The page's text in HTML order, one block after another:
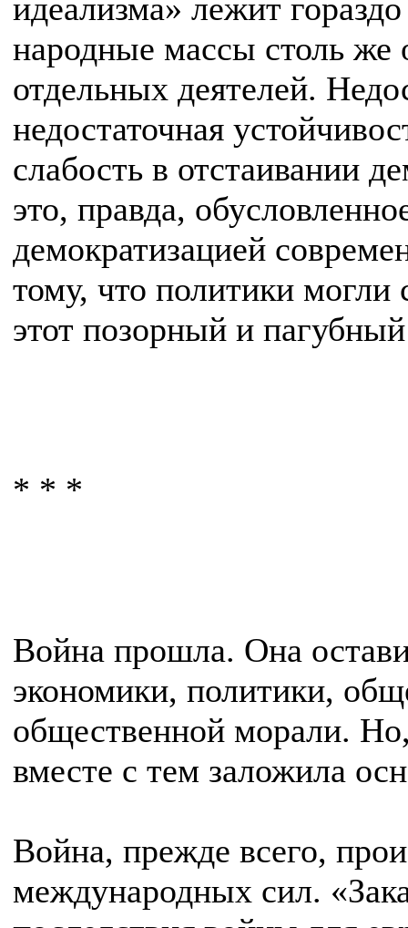
идеализма» лежит
народные массы столь же
отдельных деятелей.
недостаточная
слабость в отстаивании
это, правда,
демократизацией
тому, что политики могли
этот позорный и
* * *
Война прошла. Она
экономики, политики,
общественной морали.
вместе с тем заложила
Война, прежде всего,
международных сил.